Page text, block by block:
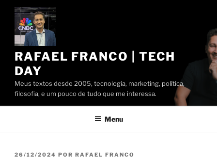
Pular
conteúdo
RAFAEL FRANCO | TECH
DAY
Meus textos desde 2005, tecnologia, marketing, política,
filosofia, e um pouco de tudo que me interessa.
Menu
PUBLICADO
26/12/2024 POR RAFAEL FRANCO